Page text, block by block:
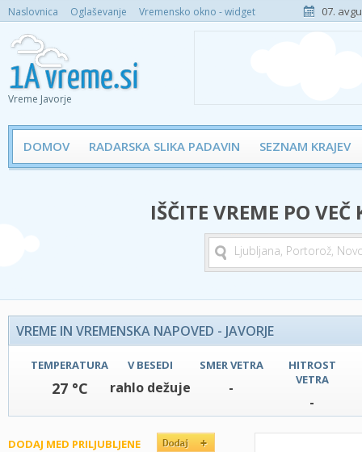
Naslovnica Oglaševanje Vremensko okno - widget 07.
Vreme Javorje
DOMOV RADARSKA SLIKA PADAVIN SEZNAM KRAJEV
IŠČITE VREME PO
VREME IN VREMENSKA NAPOVED - JAVORJE
TEMPERATURA
27 °C
V BESEDI
rahlo dežuje
SMER VETRA
-
HITROST
VETRA
-
DODAJ MED PRILJUBLJENE